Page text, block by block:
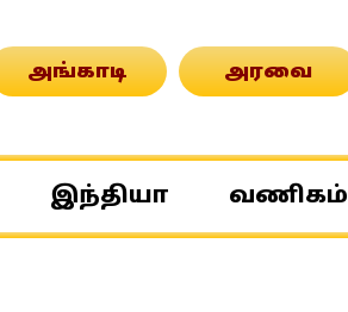
அங்காடி அரவை
இந்தியா வணிகம்